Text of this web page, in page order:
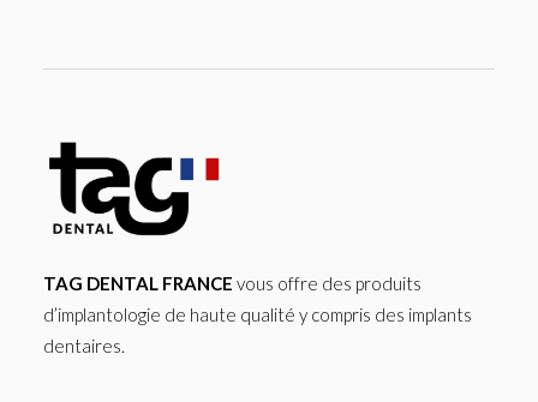
TAG DENTAL FRANCE vous offre des produits
d’implantologie de haute qualité y compris des implants
dentaires.